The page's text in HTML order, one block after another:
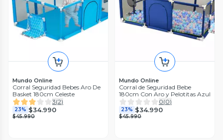
Mundo Online
Corral Seguridad Bebes Aro De
Basket 180cm Celeste
3(2)
23% $34.990
$45.990
Mundo Online
Corral de Seguridad Bebe
180cm Con Aro y Pelotitas Azul
0(0)
23% $34.990
$45.990